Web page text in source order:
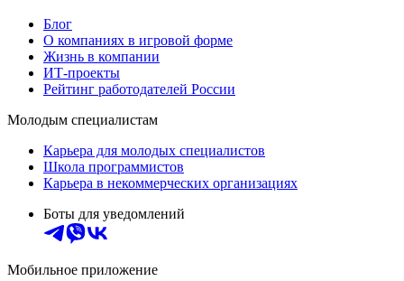
Блог
О компаниях в игровой форме
Жизнь в компании
ИТ-проекты
Рейтинг работодателей России
Молодым специалистам
Карьера для молодых специалистов
Школа программистов
Карьера в некоммерческих организациях
Боты для уведомлений
Мобильное приложение